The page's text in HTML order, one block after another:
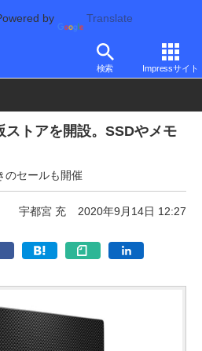
by Translate
検索 Impressサイト
トアを開設。SSDやメモ
のセールも開催
宇都宮 充 2020年9月14日 12:27